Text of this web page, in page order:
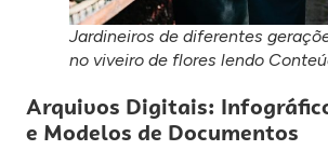
Jardineiros de diferentes
no viveiro de flores lendo
Arquivos Digitais:
e Modelos de Documentos